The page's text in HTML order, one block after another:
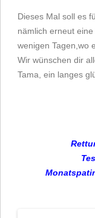
Dieses Mal soll es
nämlich erneut
wenigen Tagen,wo
Wir wünschen dir
Tama, ein langes
Rett